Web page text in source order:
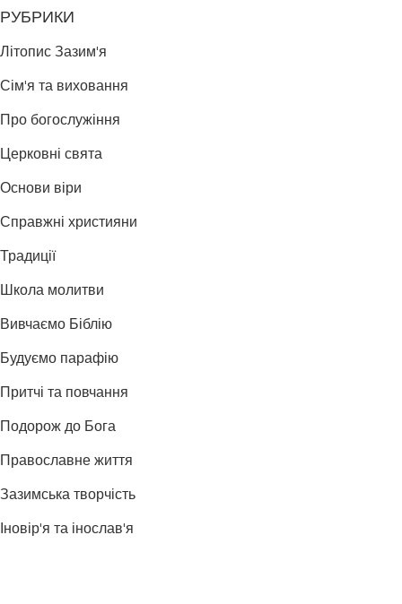
РУБРИКИ
Літопис Зазим'я
Сім'я та виховання
Про богослужіння
Церковні свята
Основи віри
Справжні християни
Традиції
Школа молитви
Вивчаємо Біблію
Будуємо парафію
Притчі та повчання
Подорож до Бога
Православне життя
Зазимська творчість
Іновір'я та інослав'я